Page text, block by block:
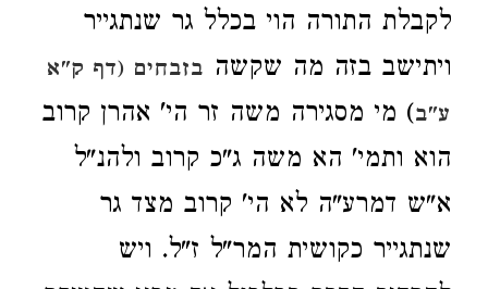
לקבלת התורה הוי בכלל גר שנתגייר
ויתישב בזה מה שקשה בזבחים (דף ק"א
ע"ב) מי מסגירה משה זר הי' אהרן קרוב
הוא ותמי' הא משה ג"כ קרוב ולהנ"ל
א"ש דמרע"ה לא הי' קרוב מצד גר
שנתגייר כקושית המר"ל ז"ל. ויש